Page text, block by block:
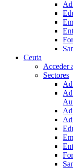
Ceuta
Acceder
Sectores